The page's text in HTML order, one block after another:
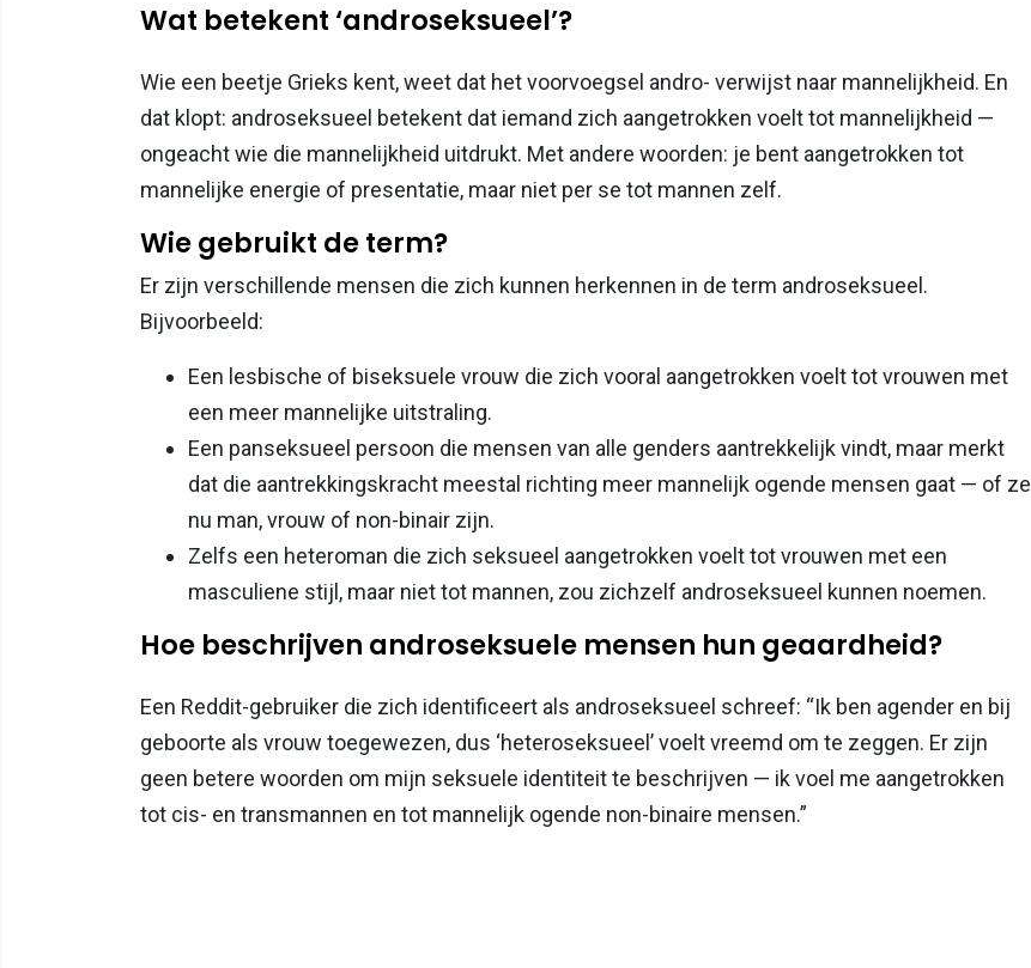
Wat betekent ‘androseksueel’?
Wie een beetje Grieks kent, weet dat het voorvoegsel andro- verwijst naar mannelijkheid. En
dat klopt: androseksueel betekent dat iemand zich aangetrokken voelt tot mannelijkheid —
ongeacht wie die mannelijkheid uitdrukt. Met andere woorden: je bent aangetrokken tot
mannelijke energie of presentatie, maar niet per se tot mannen zelf.
Wie gebruikt de term?
Er zijn verschillende mensen die zich kunnen herkennen in de term androseksueel.
Bijvoorbeeld:
Een lesbische of biseksuele vrouw die zich vooral aangetrokken voelt tot vrouwen met
een meer mannelijke uitstraling.
Een panseksueel persoon die mensen van alle genders aantrekkelijk vindt, maar merkt
dat die aantrekkingskracht meestal richting meer mannelijk ogende mensen gaat — of ze
nu man, vrouw of non-binair zijn.
Zelfs een heteroman die zich seksueel aangetrokken voelt tot vrouwen met een
masculiene stijl, maar niet tot mannen, zou zichzelf androseksueel kunnen noemen.
Hoe beschrijven androseksuele mensen hun geaardheid?
Een Reddit-gebruiker die zich identificeert als androseksueel schreef: “Ik ben agender en bij
geboorte als vrouw toegewezen, dus ‘heteroseksueel’ voelt vreemd om te zeggen. Er zijn
geen betere woorden om mijn seksuele identiteit te beschrijven — ik voel me aangetrokken
tot cis- en transmannen en tot mannelijk ogende non-binaire mensen.”